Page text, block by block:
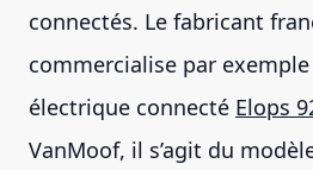
connectés. Le fabricant
commercialise par
électrique connecté Elops
VanMoof, il s’agit du